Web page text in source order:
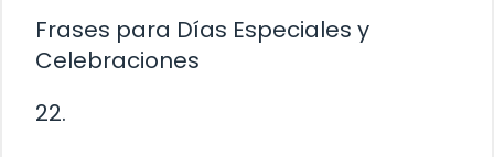
Frases para Días Especiales y
Celebraciones
22.